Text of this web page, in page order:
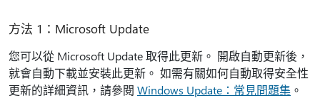
方法 1：Microsoft Update
您可以從 Microsoft Update 取得此更新。 開啟自動更新後，
就會自動下載並安裝此更新。 如需有關如何自動取得安全性
更新的詳細資訊，請參閱 Windows Update：常見問題集 。